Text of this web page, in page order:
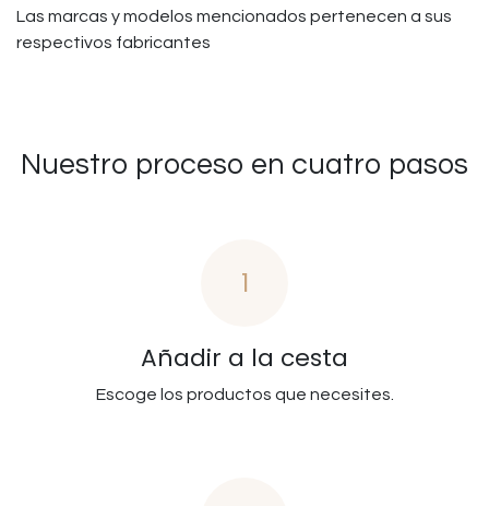
Las marcas y modelos mencionados pertenecen a sus
respectivos fabricantes
Nuestro proceso en cuatro pasos
1
Añadir a la cesta
Escoge los productos que necesites.